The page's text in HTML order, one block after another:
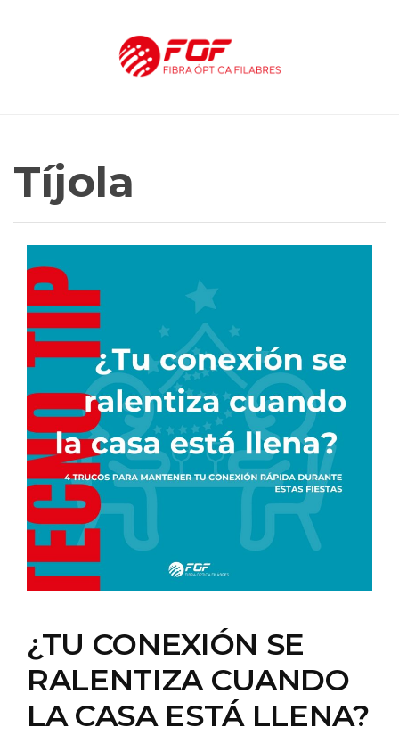
Tíjola
¿TU CONEXIÓN SE
RALENTIZA CUANDO
LA CASA ESTÁ LLENA?